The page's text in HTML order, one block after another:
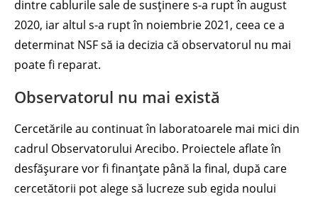
dintre cablurile sale de susținere s-a rupt în august
2020, iar altul s-a rupt în noiembrie 2021, ceea ce a
determinat NSF să ia decizia că observatorul nu mai
poate fi reparat.
Observatorul nu mai există
Cercetările au continuat în laboratoarele mai mici din
cadrul Observatorului Arecibo. Proiectele aflate în
desfășurare vor fi finanțate până la final, după care
cercetătorii pot alege să lucreze sub egida noului